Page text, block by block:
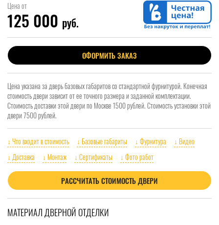
Цена от
125 000 руб.
ОФОРМИТЬ ЗАКАЗ
Цена указана за дверь базовых габаритов со стандартной фурнитурой. Конечная
стоимость двери зависит от ее точного размера и заданной комплектации.
Стоимость доставки этой двери по Москве 1500 рублей. Стоимость установки этой
двери 7500 рублей.
↓ Что входит в стоимость ↓ Базовые габариты ↓ Фурнитура
↓ Видео
↓ Доставка
↓ Монтаж ↓ Сертификаты ↓ Фото работ
РАССЧИТАТЬ СТОИМОСТЬ ДВЕРИ
МАТЕРИАЛ ДВЕРНОЙ ОТДЕЛКИ